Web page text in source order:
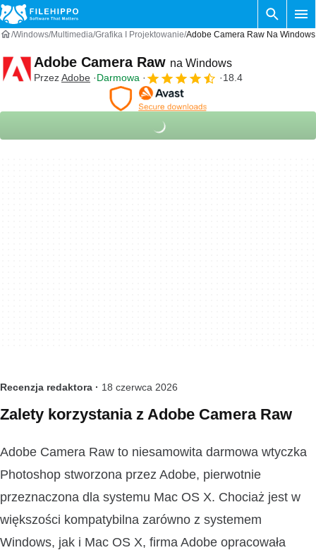
Windows Multimedia Grafika I Projektowanie Adobe Camera Raw Na Windows
Adobe Camera Raw na Windows
PrzezAdobe Darmowa 18.4
Recenzja redaktora · 18 czerwca 2026
Zalety korzystania z Adobe Camera Raw
Adobe Camera Raw to niesamowita darmowa wtyczka
Photoshop stworzona przez Adobe, pierwotnie
przeznaczona dla systemu Mac OS X. Chociaż jest w
większości kompatybilna zarówno z systemem
Windows, jak i Mac OS X, firma Adobe opracowała